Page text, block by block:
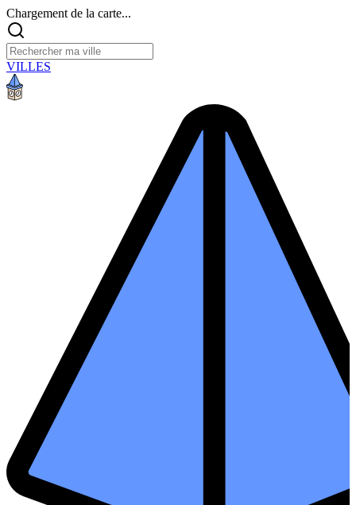
Chargement de la carte...
VILLES